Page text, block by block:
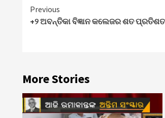
Continue
Reading
Previous
+୨ ଅବନ୍ତିକା ବିଜ୍ଞାନ କଲେଜର ଶତ
More Stories